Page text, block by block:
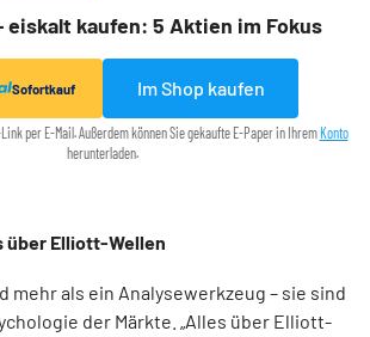
eiskalt kaufen: 5 Aktien im Fokus
Sofortkauf Im Shop kaufen
per E-Mail. Außerdem können Sie gekaufte E-Paper in Ihrem Konto
herunterladen.
über Elliott-Wellen
mehr als ein Analysewerkzeug – sie sind
der Märkte. „Alles über Elliott-